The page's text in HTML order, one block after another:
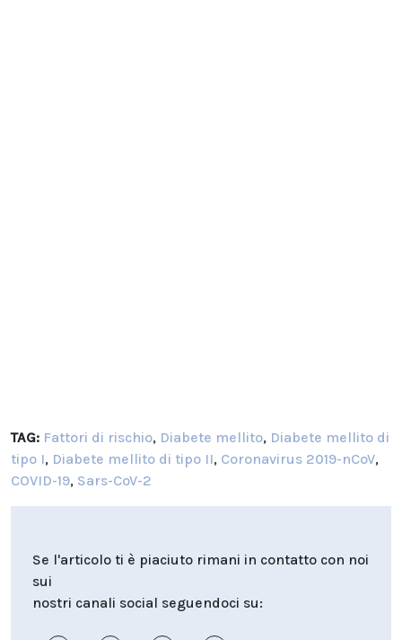
TAG: Fattori di rischio, Diabete mellito, Diabete mellito di
tipo I, Diabete mellito di tipo II, Coronavirus 2019-nCoV,
COVID-19, Sars-CoV-2
Se l'articolo ti è piaciuto rimani in contatto con noi
sui
nostri canali social seguendoci su: